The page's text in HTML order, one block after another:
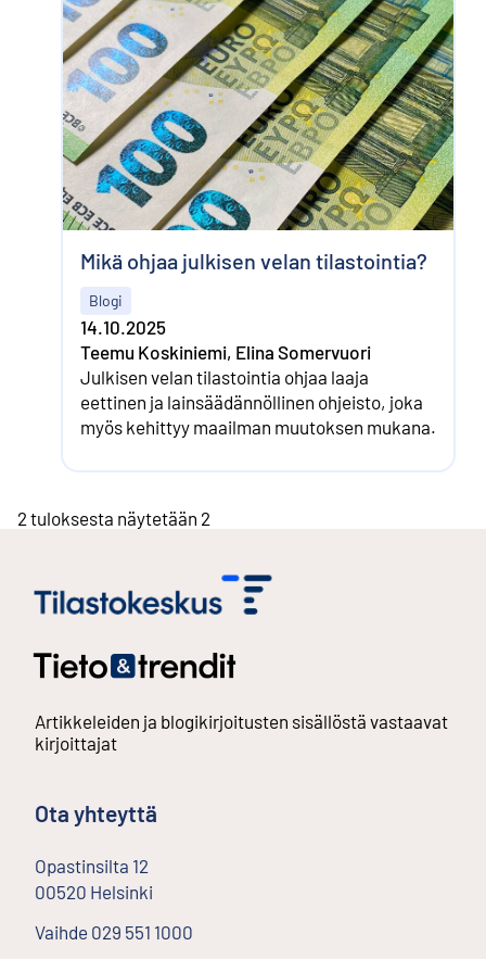
Mikä ohjaa julkisen velan tilastointia?
Blogi
14.10.2025
Teemu Koskiniemi, Elina Somervuori
Julkisen velan tilastointia ohjaa laaja
eettinen ja lainsäädännöllinen ohjeisto, joka
myös kehittyy maailman muutoksen mukana.
2 tuloksesta näytetään 2
Artikkeleiden ja blogikirjoitusten sisällöstä vastaavat
kirjoittajat
Ota yhteyttä
Opastinsilta 12
00520 Helsinki
Vaihde 029 551 1000